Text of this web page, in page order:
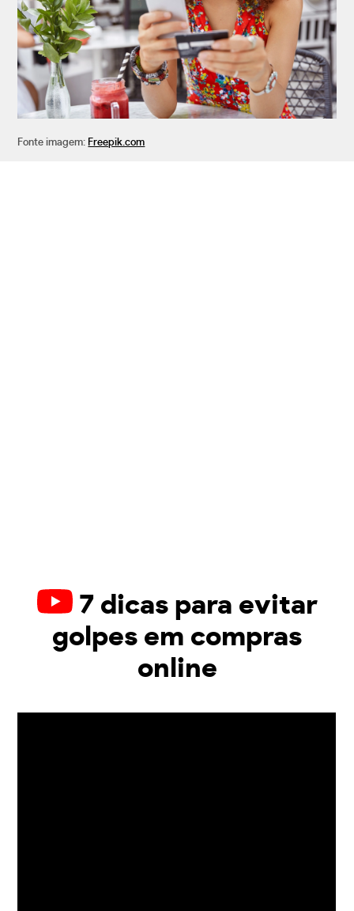
Fonte imagem: Freepik.com
7 dicas para evitar
golpes em compras
online